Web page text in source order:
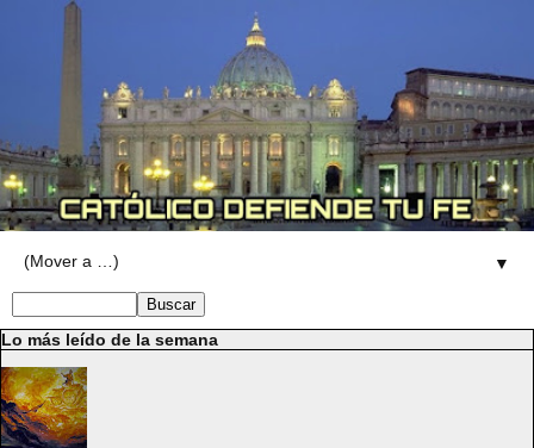
▼
Lo más leído de la semana